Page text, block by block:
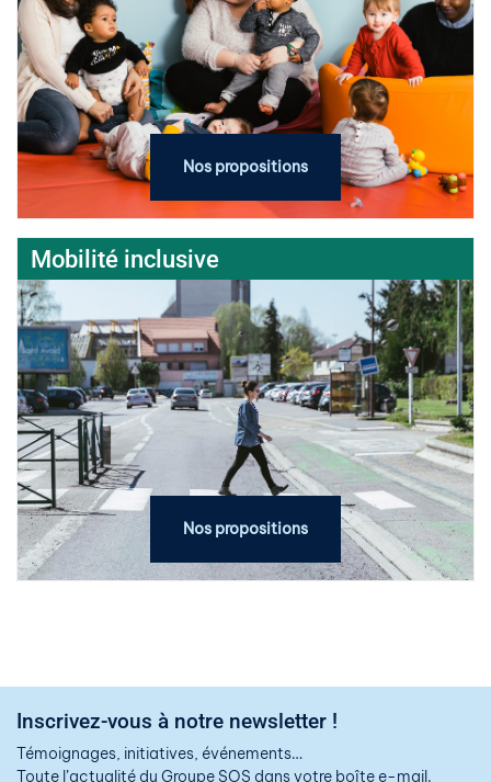
Nos propositions
Mobilité inclusive
Nos propositions
Inscrivez-vous à notre newsletter !
Témoignages, initiatives, événements…
Toute l’actualité du Groupe SOS dans votre boîte e-mail.